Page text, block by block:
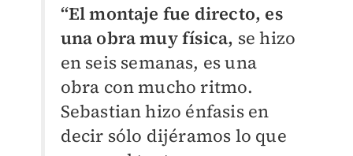
“El montaje fue directo, es
una obra muy física, se hizo
en seis semanas, es una
obra con mucho ritmo.
Sebastian hizo énfasis en
decir sólo dijéramos lo que